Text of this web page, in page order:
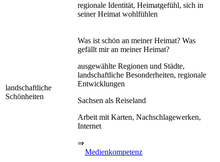
regionale Identität, Heimatgefühl, sich in
seiner Heimat wohlfühlen
landschaftliche
Schönheiten
Was ist schön an meiner Heimat? Was
gefällt mir an meiner Heimat?
ausgewählte Regionen und Städte,
landschaftliche Besonderheiten, regionale
Entwicklungen
Sachsen als Reiseland
Arbeit mit Karten, Nachschlagewerken,
Internet
⇒
Medienkompetenz